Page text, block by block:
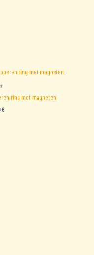
ring met magneten
€